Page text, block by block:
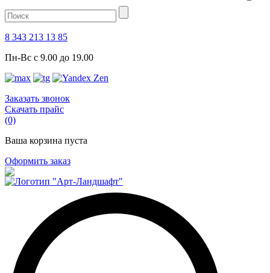
8 343 213 13 85
Пн-Вс с 9.00 до 19.00
Заказать звонок
Скачать прайс
(0)
Ваша корзина пуста
Оформить заказ